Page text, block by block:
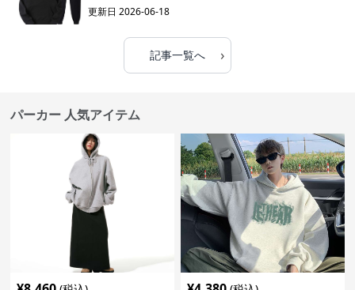
更新日2026-06-18
記事一覧へ ›
パーカー 人気アイテム